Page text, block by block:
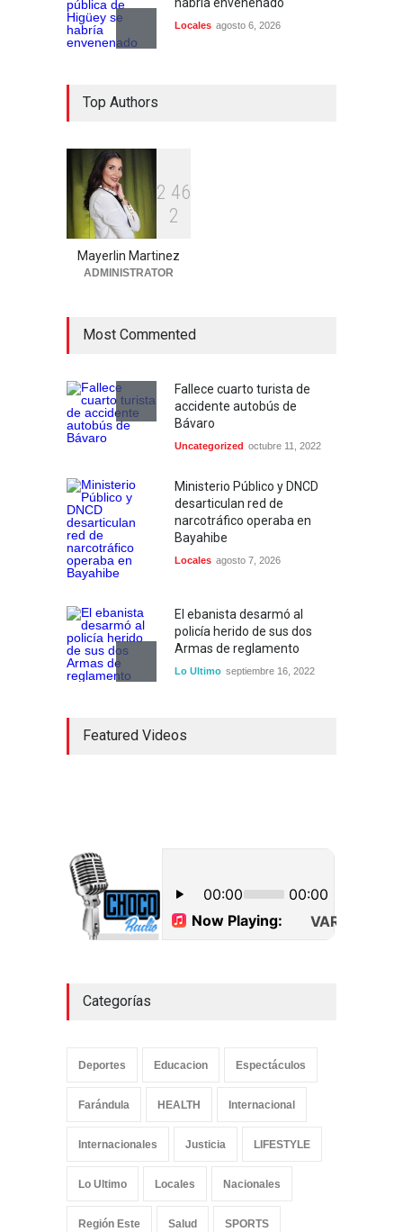
habría envenenado
Locales agosto 6, 2026
Condenan dos miembros de
red transnacional de
narcotráfico y lavado
de Macorís
Top Authors
2 46
2
Mayerlin Martinez
ADMINISTRATOR
Most Commented
Fallece cuarto turista de
accidente autobús de
Bávaro
Uncategorized octubre 11, 2022
Ministerio Público y DNCD
desarticulan red de
narcotráfico operaba en
Bayahibe
Locales agosto 7, 2026
El ebanista desarmó al
policía herido de sus dos
Armas de reglamento
Lo Ultimo septiembre 16, 2022
carretera Los Jusos-Río
cocaína en Higüey
Uncategorized
septiembre 17, 2022
Featured Videos
Categorías
Deportes Educacion Espectáculos
Farándula HEALTH Internacional
Internacionales Justicia LIFESTYLE
Lo Ultimo Locales Nacionales
Región Este Salud SPORTS